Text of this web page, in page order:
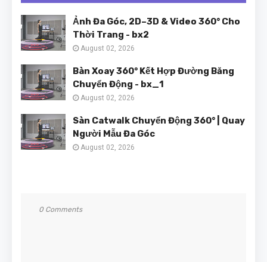
Ảnh Đa Góc, 2D–3D & Video 360° Cho
Thời Trang - bx2
August 02, 2026
Bàn Xoay 360° Kết Hợp Đường Băng
Chuyển Động - bx_1
August 02, 2026
Sàn Catwalk Chuyển Động 360° | Quay
Người Mẫu Đa Góc
August 02, 2026
0 Comments